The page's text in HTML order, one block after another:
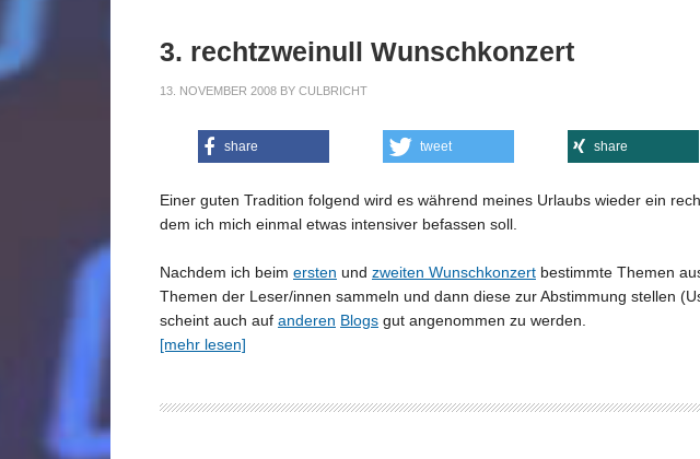
3. rechtzweinull Wunschkonzert
13. NOVEMBER 2008 BY CULBRICHT
share tweet share
Einer guten Tradition folgend wird es während meines Urlaubs wieder ein
dem ich mich einmal etwas intensiver befassen soll.
Nachdem ich beim ersten und zweiten Wunschkonzert bestimmte Themen
Themen der Leser/innen sammeln und dann diese zur Abstimmung stellen
scheint auch auf anderen Blogs gut angenommen zu werden.
[mehr lesen]